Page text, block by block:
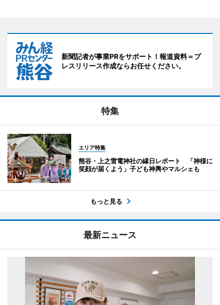
新聞記者が事業PRをサポート！報道資料＝プ
レスリリース作成ならお任せください。
特集
エリア特集
熊谷・上之雷電神社の縁日レポート 「神様に
笑顔が届くよう」子ども神輿やマルシェも
もっと見る
最新ニュース